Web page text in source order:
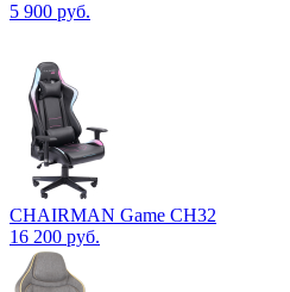
5 900 руб.
CHAIRMAN Game CH32
16 200 руб.